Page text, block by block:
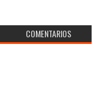
COMENTARIOS